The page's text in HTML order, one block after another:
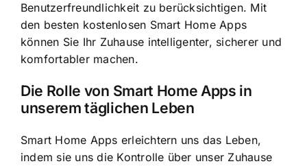
Benutzerfreundlichkeit zu berücksichtigen. Mit
den besten kostenlosen Smart Home Apps
können Sie Ihr Zuhause intelligenter, sicherer und
komfortabler machen.
Die Rolle von Smart Home Apps in
unserem täglichen Leben
Smart Home Apps erleichtern uns das Leben,
indem sie uns die Kontrolle über unser Zuhause